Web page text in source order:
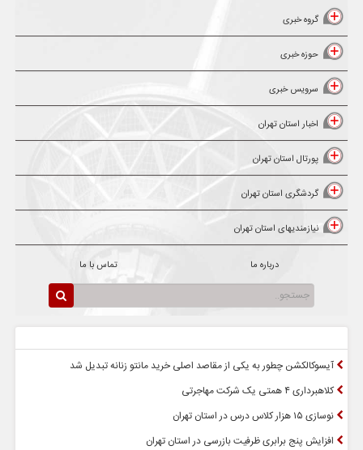
گروه خبری
حوزه خبری
سرویس خبری
اخبار استان تهران
پورتال استان تهران
گردشگری استان تهران
نیازمندیهای استان تهران
درباره ما تماس با ما
آیسوکالکشن چطور به یکی از مقاصد اصلی خرید مانتو زنانه تبدیل شد
کلاهبرداری ۴ همتی یک شرکت مهاجرتی
نوسازی ۱۵ هزار کلاس درس در استان تهران
افزایش پنج برابری ظرفیت بازرسی در استان تهران